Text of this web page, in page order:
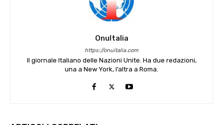
OnuItalia
https://onuitalia.com
Il giornale Italiano delle Nazioni Unite. Ha due redazioni,
una a New York, l’altra a Roma.